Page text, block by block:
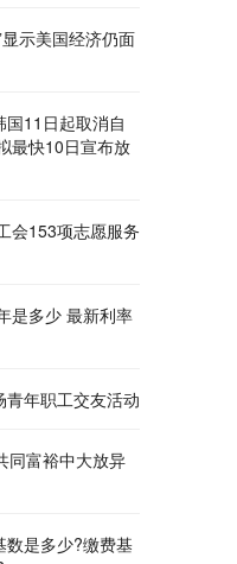
示美国经济仍面
11日起取消自
最快10日宣布放
会153项志愿服务
是多少 最新利率
年职工交友活动
同富裕中大放异
数是多少?缴费基